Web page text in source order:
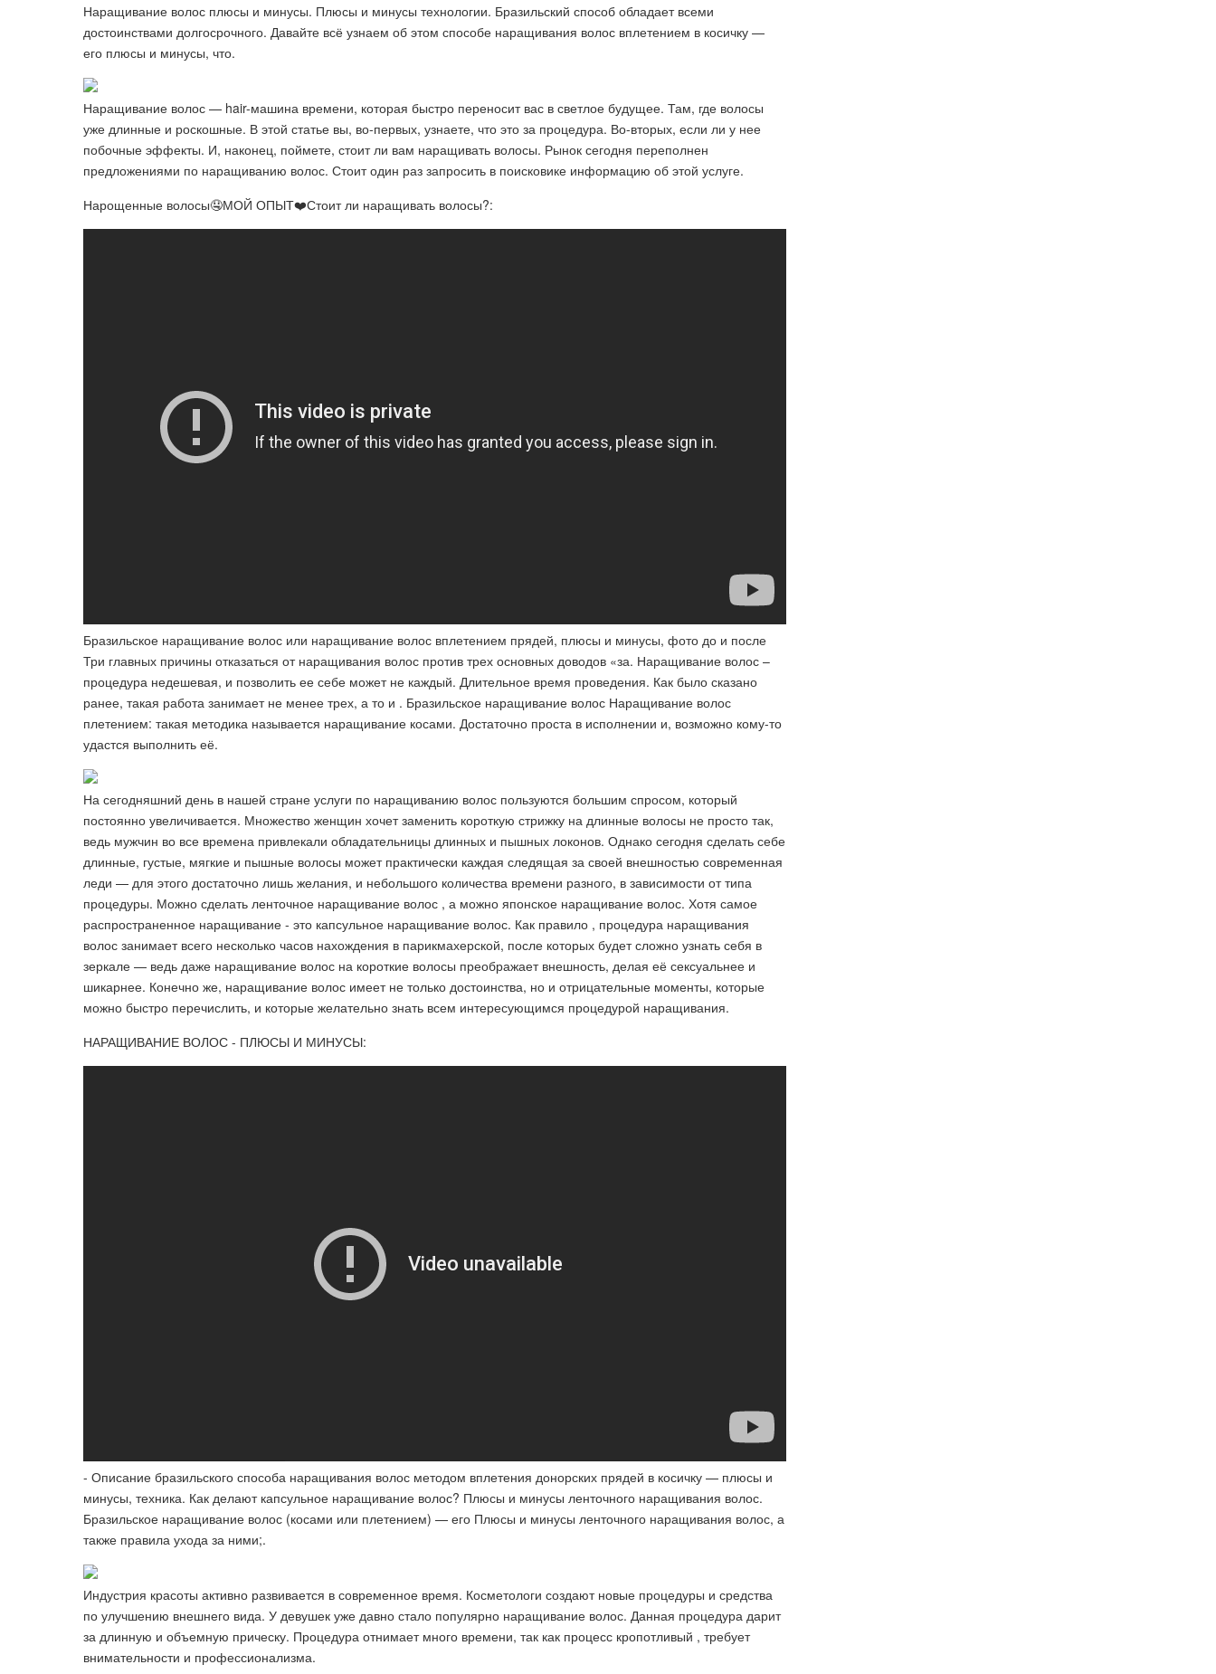
Наращивание волос плюсы и минусы. Плюсы и минусы технологии. Бразильский способ обладает всеми
достоинствами долгосрочного. Давайте всё узнаем об этом способе наращивания волос вплетением в косичку —
его плюсы и минусы, что.
Наращивание волос — hair-машина времени, которая быстро переносит вас в светлое будущее. Там, где волосы
уже длинные и роскошные. В этой статье вы, во-первых, узнаете, что это за процедура. Во-вторых, если ли у нее
побочные эффекты. И, наконец, поймете, стоит ли вам наращивать волосы. Рынок сегодня переполнен
предложениями по наращиванию волос. Стоит один раз запросить в поисковике информацию об этой услуге.
Нарощенные волосы🤤МОЙ ОПЫТ❤️Стоит ли наращивать волосы?:
Бразильское наращивание волос или наращивание волос вплетением прядей, плюсы и минусы, фото до и после
Три главных причины отказаться от наращивания волос против трех основных доводов «за. Наращивание волос –
процедура недешевая, и позволить ее себе может не каждый. Длительное время проведения. Как было сказано
ранее, такая работа занимает не менее трех, а то и . Бразильское наращивание волос Наращивание волос
плетением: такая методика называется наращивание косами. Достаточно проста в исполнении и, возможно кому-то
удастся выполнить её.
На сегодняшний день в нашей стране услуги по наращиванию волос пользуются большим спросом, который
постоянно увеличивается. Множество женщин хочет заменить короткую стрижку на длинные волосы не просто так,
ведь мужчин во все времена привлекали обладательницы длинных и пышных локонов. Однако сегодня сделать себе
длинные, густые, мягкие и пышные волосы может практически каждая следящая за своей внешностью современная
леди — для этого достаточно лишь желания, и небольшого количества времени разного, в зависимости от типа
процедуры. Можно сделать ленточное наращивание волос , а можно японское наращивание волос. Хотя самое
распространенное наращивание - это капсульное наращивание волос. Как правило , процедура наращивания
волос занимает всего несколько часов нахождения в парикмахерской, после которых будет сложно узнать себя в
зеркале — ведь даже наращивание волос на короткие волосы преображает внешность, делая её сексуальнее и
шикарнее. Конечно же, наращивание волос имеет не только достоинства, но и отрицательные моменты, которые
можно быстро перечислить, и которые желательно знать всем интересующимся процедурой наращивания.
НАРАЩИВАНИЕ ВОЛОС - ПЛЮСЫ И МИНУСЫ:
- Описание бразильского способа наращивания волос методом вплетения донорских прядей в косичку — плюсы и
минусы, техника. Как делают капсульное наращивание волос? Плюсы и минусы ленточного наращивания волос.
Бразильское наращивание волос (косами или плетением) — его Плюсы и минусы ленточного наращивания волос, а
также правила ухода за ними;.
Индустрия красоты активно развивается в современное время. Косметологи создают новые процедуры и средства
по улучшению внешнего вида. У девушек уже давно стало популярно наращивание волос. Данная процедура дарит
за длинную и объемную прическу. Процедура отнимает много времени, так как процесс кропотливый , требует
внимательности и профессионализма.